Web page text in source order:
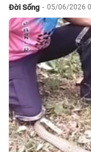
Đời Sống - 05/06/2026